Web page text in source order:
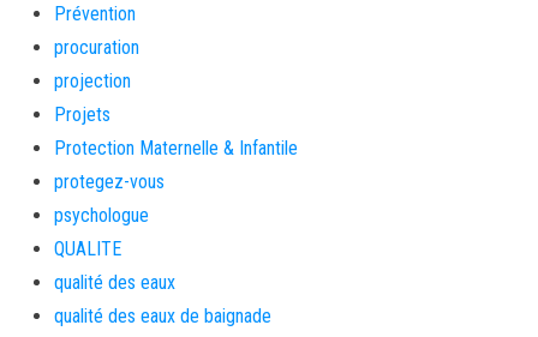
Prévention
procuration
projection
Projets
Protection Maternelle & Infantile
protegez-vous
psychologue
QUALITE
qualité des eaux
qualité des eaux de baignade